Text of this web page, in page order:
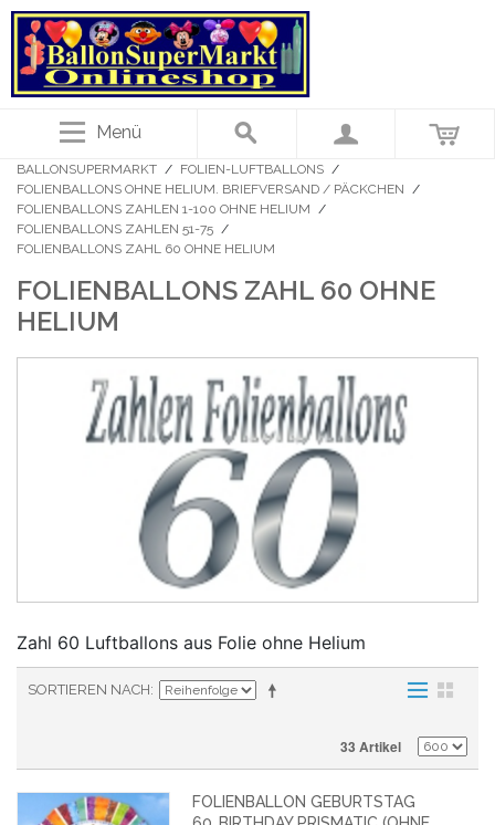
Menü
BALLONSUPERMARKT / FOLIEN-LUFTBALLONS /
FOLIENBALLONS OHNE HELIUM. BRIEFVERSAND / PÄCKCHEN /
FOLIENBALLONS ZAHLEN 1-100 OHNE HELIUM /
FOLIENBALLONS ZAHLEN 51-75 /
FOLIENBALLONS ZAHL 60 OHNE HELIUM
FOLIENBALLONS ZAHL 60 OHNE
HELIUM
Zahl 60 Luftballons aus Folie ohne Helium
SORTIEREN NACH
33 Artikel
FOLIENBALLON GEBURTSTAG